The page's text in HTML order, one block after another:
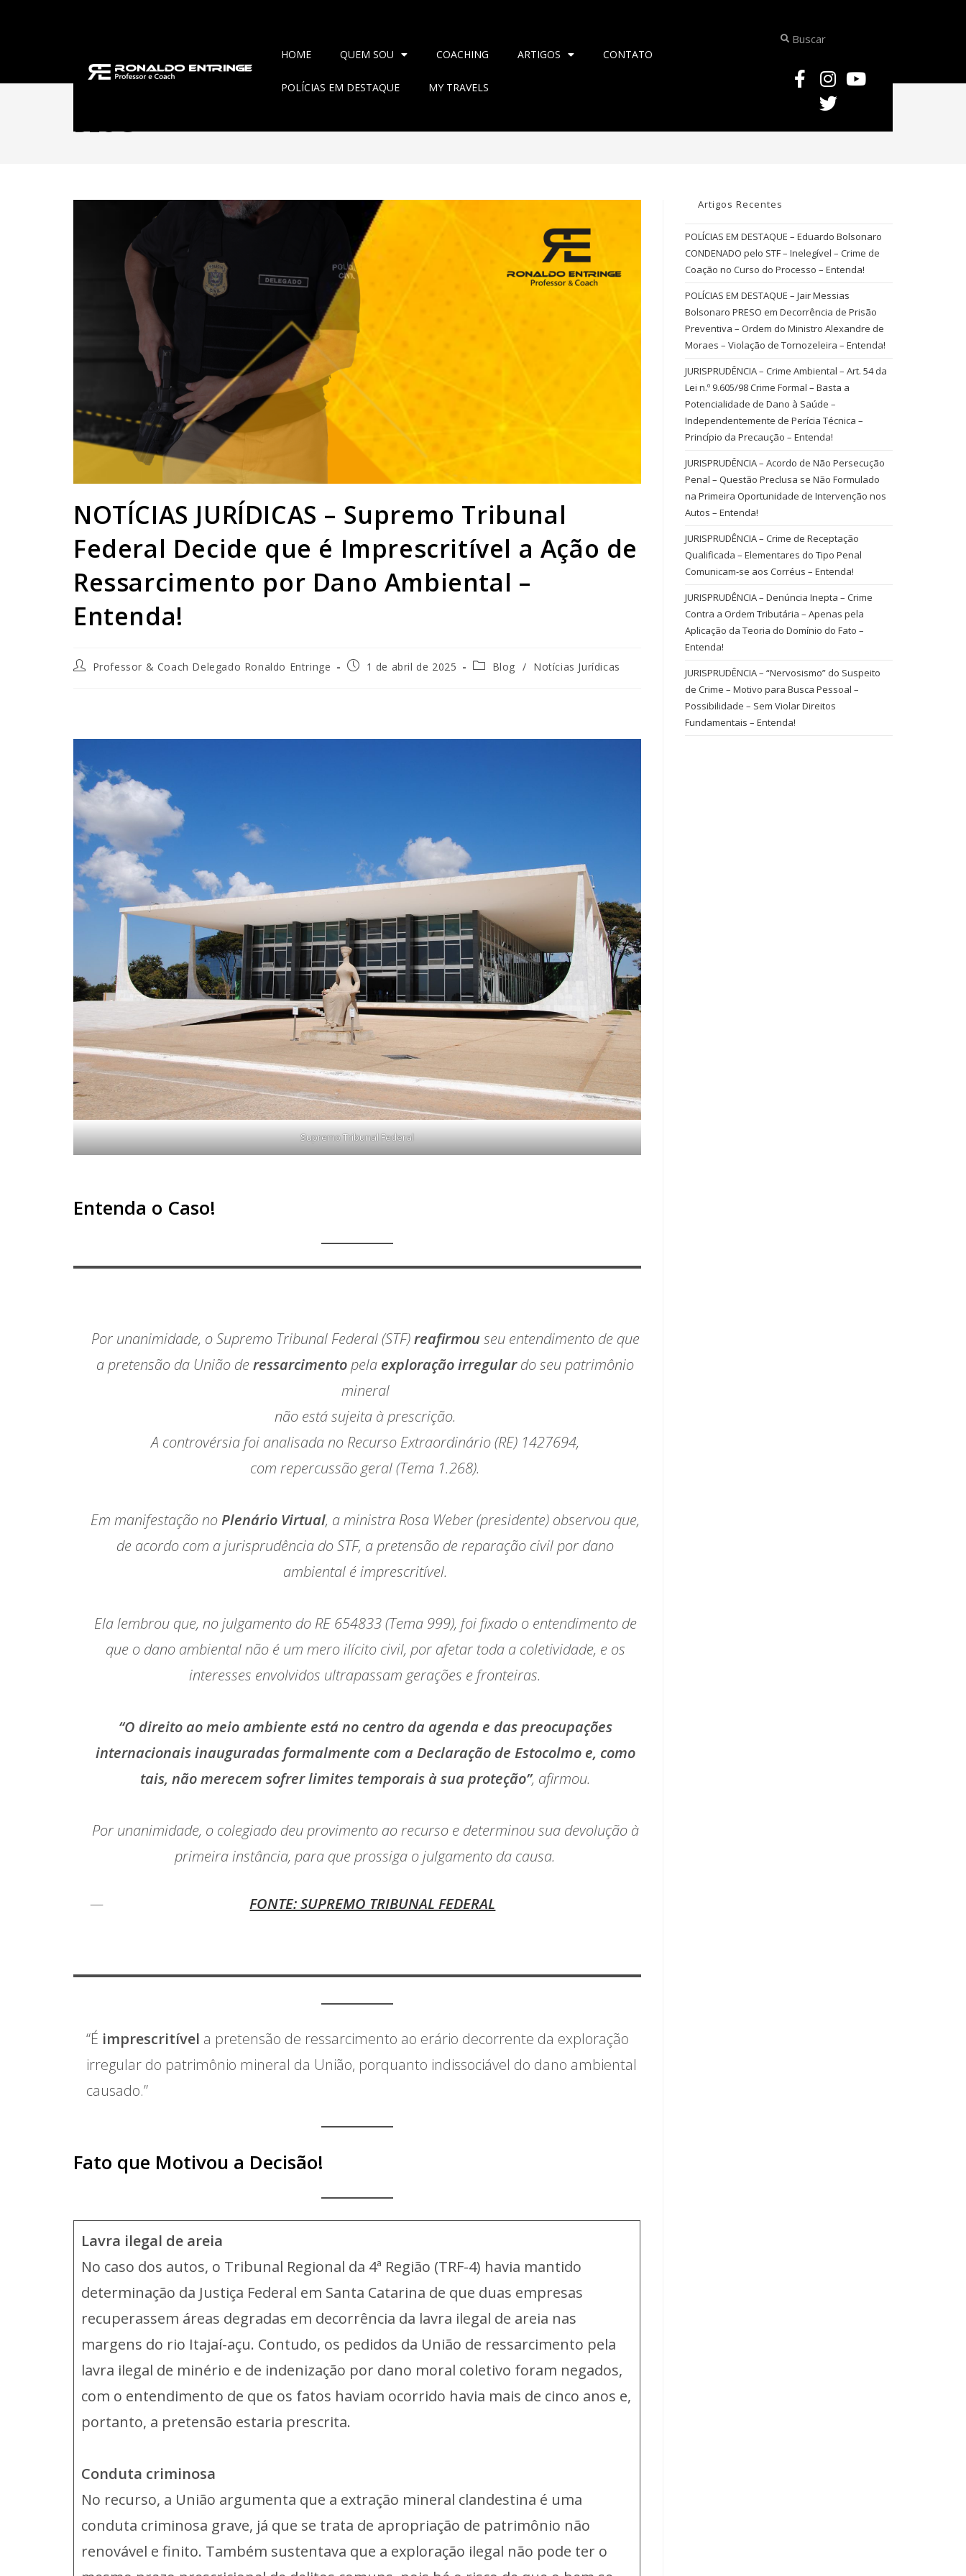
HOME QUEM SOU COACHING ARTIGOS CONTATO
POLÍCIAS EM DESTAQUE MY TRAVELS
BLOG
NOTÍCIAS JURÍDICAS – Supremo Tribunal
Federal Decide que é Imprescritível a Ação de
Ressarcimento por Dano Ambiental –
Entenda!
Professor & Coach Delegado Ronaldo Entringe 1 de abril de 2025 Blog / Notícias Jurídicas
Supremo Tribunal Federal
Entenda o Caso!
Por unanimidade, o Supremo Tribunal Federal (STF)reafirmouseu entendimento de que
a pretensão da União deressarcimentopela exploração irregulardo seu patrimônio
mineral
não está sujeita à prescrição.
A controvérsia foi analisada no Recurso Extraordinário (RE) 1427694,
com repercussão geral (Tema 1.268).
Em manifestação noPlenário Virtual, a ministra Rosa Weber (presidente) observou que,
de acordo com a jurisprudência do STF, a pretensão de reparação civil por dano
ambiental é imprescritível.
Ela lembrou que, no julgamento do RE 654833 (Tema 999), foi fixado o entendimento de
que o dano ambiental não é um mero ilícito civil, por afetar toda a coletividade, e os
interesses envolvidos ultrapassam gerações e fronteiras.
“O direito ao meio ambiente está no centro da agenda e das preocupações
internacionais inauguradas formalmente com a Declaração de Estocolmo e, como
tais, não merecem sofrer limites temporais à sua proteção”, afirmou.
Por unanimidade, o colegiado deu provimento ao recurso e determinou sua devolução à
primeira instância, para que prossiga o julgamento da causa.
FONTE: SUPREMO TRIBUNAL FEDERAL
“É imprescritível a pretensão de ressarcimento ao erário decorrente da exploração
irregular do patrimônio mineral da União, porquanto indissociável do dano ambiental
causado.”
Fato que Motivou a Decisão!
Lavra ilegal de areia
No caso dos autos, o Tribunal Regional da 4ª Região (TRF-4) havia mantido
determinação da Justiça Federal em Santa Catarina de que duas empresas
recuperassem áreas degradas em decorrência da lavra ilegal de areia nas
margens do rio Itajaí-açu. Contudo, os pedidos da União de ressarcimento pela
lavra ilegal de minério e de indenização por dano moral coletivo foram negados,
com o entendimento de que os fatos haviam ocorrido havia mais de cinco anos e,
portanto, a pretensão estaria prescrita.
Conduta criminosa
No recurso, a União argumenta que a extração mineral clandestina é uma
conduta criminosa grave, já que se trata de apropriação de patrimônio não
renovável e finito. Também sustentava que a exploração ilegal não pode ter o
Artigos Recentes
POLÍCIAS EM DESTAQUE – Eduardo Bolsonaro
CONDENADO pelo STF – Inelegível – Crime de
Coação no Curso do Processo – Entenda!
POLÍCIAS EM DESTAQUE – Jair Messias
Bolsonaro PRESO em Decorrência de Prisão
Preventiva – Ordem do Ministro Alexandre de
Moraes – Violação de Tornozeleira – Entenda!
JURISPRUDÊNCIA – Crime Ambiental – Art. 54 da
Lei n.º 9.605/98 Crime Formal – Basta a
Potencialidade de Dano à Saúde –
Independentemente de Perícia Técnica –
Princípio da Precaução – Entenda!
JURISPRUDÊNCIA – Acordo de Não Persecução
Penal – Questão Preclusa se Não Formulado
na Primeira Oportunidade de Intervenção nos
Autos – Entenda!
JURISPRUDÊNCIA – Crime de Receptação
Qualificada – Elementares do Tipo Penal
Comunicam-se aos Corréus – Entenda!
JURISPRUDÊNCIA – Denúncia Inepta – Crime
Contra a Ordem Tributária – Apenas pela
Aplicação da Teoria do Domínio do Fato –
Entenda!
JURISPRUDÊNCIA – “Nervosismo” do Suspeito
de Crime – Motivo para Busca Pessoal –
Possibilidade – Sem Violar Direitos
Fundamentais – Entenda!